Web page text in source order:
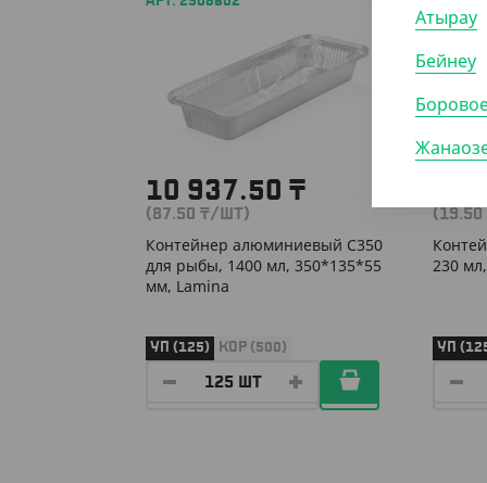
10 937.50 ₸
(87.50 ₸/ШТ)
Контейнер алюминиевый C350
для рыбы, 1400 мл, 350*135*55
мм, Lamina
УП (125) КОР (500)
(19.50
230
УП
Атырау
Бейнеу